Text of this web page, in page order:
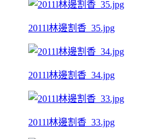
2011l林邊割香_35.jpg
2011l林邊割香_34.jpg
2011l林邊割香_33.jpg